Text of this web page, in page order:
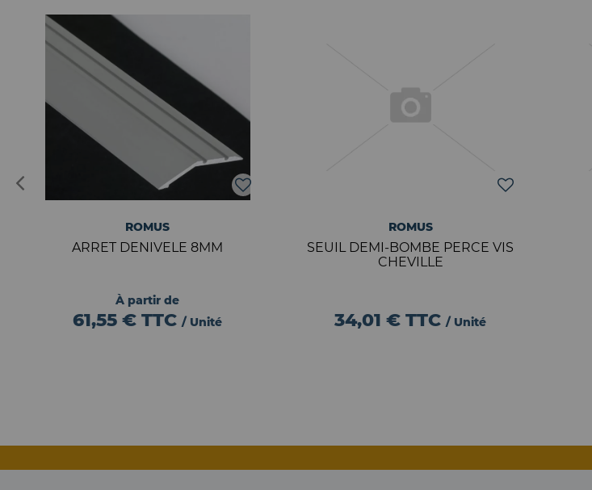
ROMUS
ARRET DENIVELE 8MM
À partir de
61,55 €TTC / Unité
ROMUS
SEUIL DEMI-BOMBE PERCE VIS
CHEVILLE
34,01 €TTC / Unité